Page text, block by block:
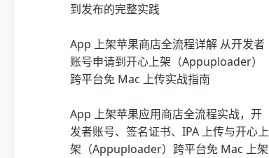
到发布的完整实践
App 上架苹果商店全流程详解 从开发者
账号申请到开心上架（Appuploader）
跨平台免 Mac 上传实战指南
App 上架苹果应用商店全流程实战，开
发者账号、签名证书、IPA 上传与开心上
架（Appuploader）跨平台免 Mac 上架